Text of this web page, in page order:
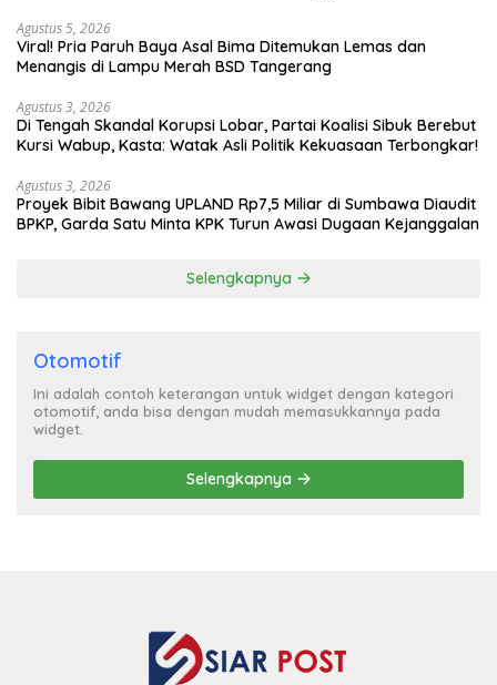
Agustus 5, 2026
Viral! Pria Paruh Baya Asal Bima Ditemukan Lemas dan
Menangis di Lampu Merah BSD Tangerang
Agustus 3, 2026
Di Tengah Skandal Korupsi Lobar, Partai Koalisi Sibuk Berebut
Kursi Wabup, Kasta: Watak Asli Politik Kekuasaan Terbongkar!
Agustus 3, 2026
Proyek Bibit Bawang UPLAND Rp7,5 Miliar di Sumbawa Diaudit
BPKP, Garda Satu Minta KPK Turun Awasi Dugaan Kejanggalan
Selengkapnya
Otomotif
Ini adalah contoh keterangan untuk widget dengan kategori
otomotif, anda bisa dengan mudah memasukkannya pada
widget.
Selengkapnya